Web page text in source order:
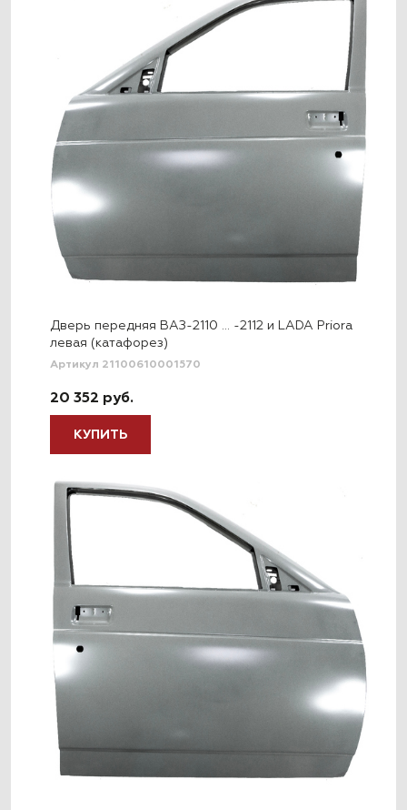
Дверь передняя ВАЗ-2110 … -2112 и LADA Priora
левая (катафорез)
Артикул 21100610001570
20 352 руб.
КУПИТЬ